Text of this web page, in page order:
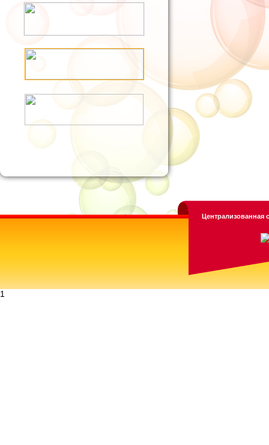
Централизованная
1